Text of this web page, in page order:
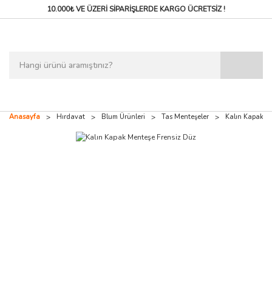
10.000₺ VE ÜZERİ SİPARİŞLERDEKARGO ÜCRETSİZ !
Anasayfa Hırdavat Blum Ürünleri Tas Menteşeler Kalın Kapak